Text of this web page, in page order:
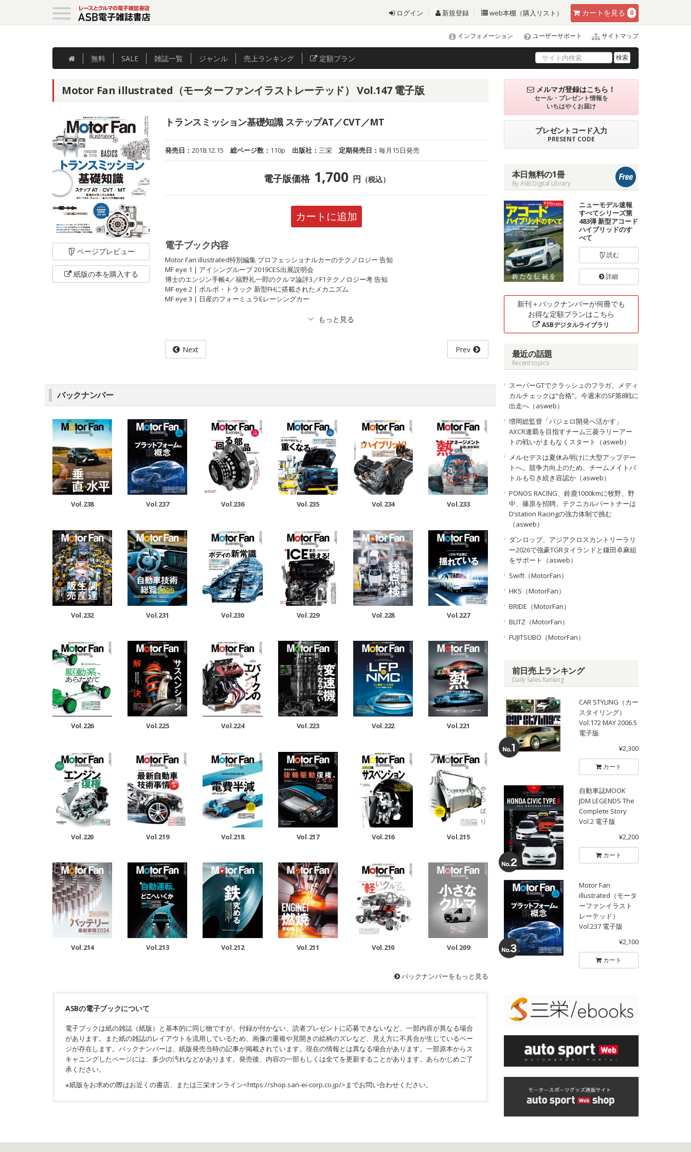
カート を見る 0
ログイン 新規登録 web本棚（購入リスト）
インフォメーション ユーザーサポート サイトマップ
無料 SALE 雑誌一覧 ジャンル 売上ランキング 定額プラン 検索
Motor Fan illustrated（モーターファンイラストレーテッド） Vol.147 電子版
ページプレビュー
紙版の本を購入する
トランスミッション基礎知識 ステップAT／CVT／MT
発売日：2018.12.15 総ページ数： 110p 出版社：三栄 定期発売日：毎月15日発売
電子版価格 1,700 円 （税込）
カートに追加
電子ブック内容
Motor Fan illustrated特別編集 プロフェッショナルカーのテクノロジー 告知
MF eye 1 | アイシングループ 2019CES出展説明会
博士のエンジン手帳4／福野礼一郎のクルマ論評3／F1テクノロジー考 告知
MF eye 2 | ボルボ・トラック 新型FHに搭載されたメカニズム
MF eye 3 | 日産のフォーミュラEレーシングカー
Next Prev
バックナンバー
Vol.238 Vol.237 Vol.236 Vol.235 Vol.234 Vol.233
Vol.232 Vol.231 Vol.230 Vol.229 Vol.228 Vol.227
Vol.226 Vol.225 Vol.224 Vol.223 Vol.222 Vol.221
Vol.220 Vol.219 Vol.218 Vol.217 Vol.216 Vol.215
Vol.214 Vol.213 Vol.212 Vol.211 Vol.210 Vol.209
バックナンバーをもっと見る
ASBの電子ブックについて
電子ブックは紙の雑誌（紙版）と基本的に同じ物ですが、付録が付かない、読者プレゼントに応募できないなど、一部内容が異なる場合
があります。また紙の雑誌のレイアウトを流用しているため、画像の重複や見開きの絵柄のズレなど、見え方に不具合が生じているペー
ジが存在します。バックナンバーは、紙版発売当時の記事が掲載されています。現在の情報とは異なる場合があります。一部原本からス
キャニングしたページには、多少の汚れなどがあります。発売後、内容の一部もしくは全てを更新することがあります。あらかじめご了
承ください。
※紙版をお求めの際はお近くの書店、または三栄オンライン<https://shop.san-ei-corp.co.jp/>までお問い合わせください。
メルマガ登録はこちら！
セール・プレゼント情報を
いちはやくお届け
プレゼントコード入力
PRESENT CODE
本日無料の1冊
By ASB Digital Library
ニューモデル速報
すべてシリーズ第
483弾 新型アコード
ハイブリッドのす
べて
読む
詳細
新刊＋バックナンバーが何冊でも
お得な定額プランはこちら
ASBデジタルライブラリ
最近の話題
Recent topics
スーパーGTでクラッシュのフラガ、メディ
カルチェックは“合格”。今週末のSF第8戦に
出走へ（asweb）
増岡総監督「パジェロ開発へ活かす」
AXCR連覇を目指すチーム三菱ラリーアー
トの戦いがまもなくスタート（asweb）
メルセデスは夏休み明けに大型アップデー
トへ。競争力向上のため、チームメイトバ
トルも引き続き容認か（asweb）
PONOS RACING、鈴鹿1000kmに牧野、野
中、篠原を招聘。テクニカルパートナーは
D’station Racingの強力体制で挑む
（asweb）
ダンロップ、アジアクロスカントリーラリ
ー2026で強豪TGRタイランドと鎌田卓麻組
をサポート（asweb）
Swift（MotorFan）
HKS（MotorFan）
BRIDE（MotorFan）
BLITZ（MotorFan）
FUJITSUBO（MotorFan）
前日売上ランキング
Daily Sales Ranking
CAR STYLING（カー
スタイリング）
Vol.172 MAY 2006.5
電子版
¥2,300
カート
自動車誌MOOK
JDM LEGENDS The
Complete Story
Vol.2 電子版
¥2,200
カート
Motor Fan
illustrated（モータ
ーファンイラスト
レーテッド）
Vol.237 電子版
¥2,100
カート